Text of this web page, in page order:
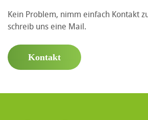
Kein Problem, nimm einfach Kontakt
schreib uns eine Mail.
Kontakt